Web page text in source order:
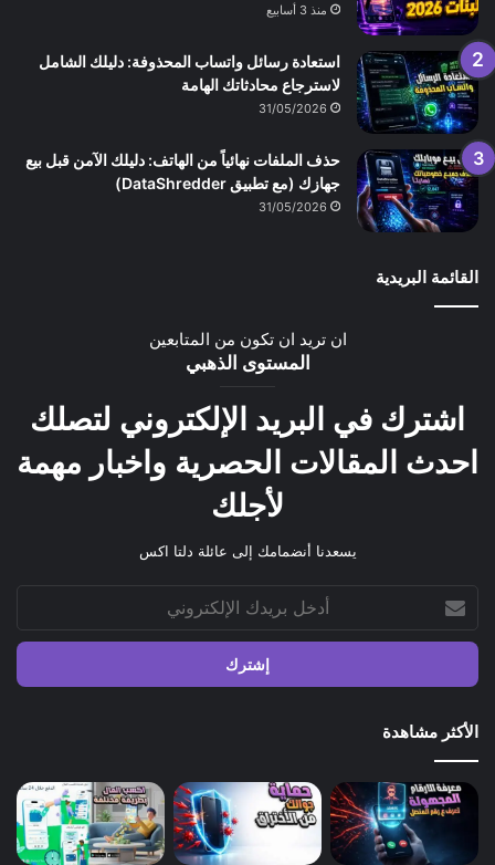
منذ 3 أسابيع
استعادة رسائل واتساب المحذوفة: دليلك الشامل
لاسترجاع محادثاتك الهامة
31/05/2026
حذف الملفات نهائياً من الهاتف: دليلك الآمن قبل بيع
جهازك (مع تطبيق DataShredder)
31/05/2026
القائمة البريدية
ان تريد ان تكون من المتابعين
المستوى الذهبي
اشترك في البريد الإلكتروني لتصلك
احدث المقالات الحصرية واخبار مهمة
لأجلك
يسعدنا أنضمامك إلى عائلة دلتا اكس
بريدك
الإلكتروني
الأكثر مشاهدة